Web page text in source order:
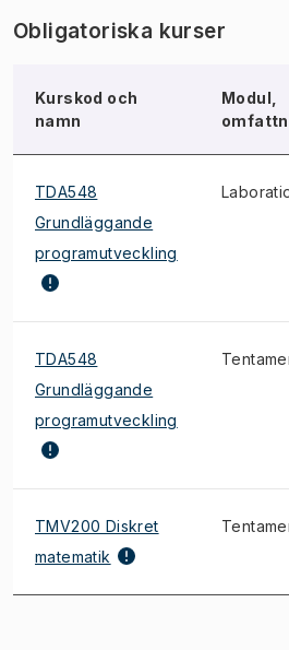
Obligatoriska kurser
Kurskod och
namn
Modul,
TDA548
Grundläggande
programutveckling
TDA548
Grundläggande
programutveckling
TMV200 Diskret
matematik